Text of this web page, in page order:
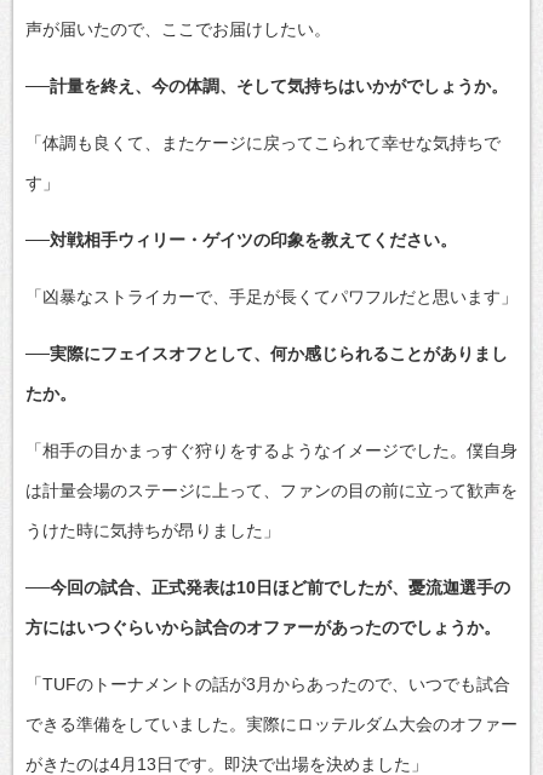
声が届いたので、ここでお届けしたい。
──計量を終え、今の体調、そして気持ちはいかがでしょうか。
「体調も良くて、またケージに戻ってこられて幸せな気持ちで
す」
──対戦相手ウィリー・ゲイツの印象を教えてください。
「凶暴なストライカーで、手足が長くてパワフルだと思います」
──実際にフェイスオフとして、何か感じられることがありまし
たか。
「相手の目かまっすぐ狩りをするようなイメージでした。僕自身
は計量会場のステージに上って、ファンの目の前に立って歓声を
うけた時に気持ちが昂りました」
──今回の試合、正式発表は10日ほど前でしたが、憂流迦選手の
方にはいつぐらいから試合のオファーがあったのでしょうか。
「TUFのトーナメントの話が3月からあったので、いつでも試合
できる準備をしていました。実際にロッテルダム大会のオファー
がきたのは4月13日です。即決で出場を決めました」